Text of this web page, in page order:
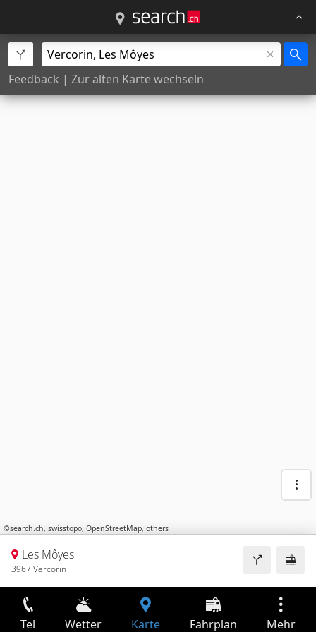
Feedback | Zur alten Karte wechseln
©search.ch, swisstopo, OpenStreetMap, others
Les Môyes
3967 Vercorin
Tel Wetter Karte Fahrplan Mehr